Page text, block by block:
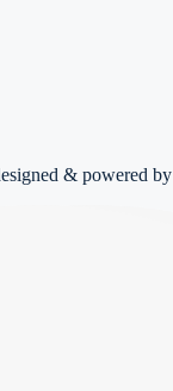
& powered by